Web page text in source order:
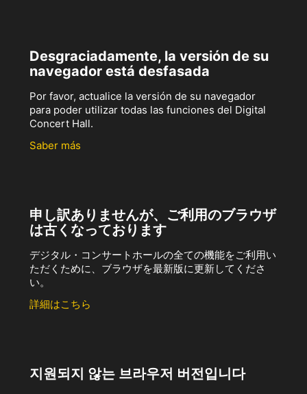
Desgraciadamente, la versión de su
navegador está desfasada
Por favor, actualice la versión de su navegador
para poder utilizar todas las funciones del Digital
Concert Hall.
Saber más
申し訳ありませんが、ご利用のブラウザ
は古くなっております
デジタル・コンサートホールの全ての機能をご利用い
ただくために、ブラウザを最新版に更新してくださ
い。
詳細はこちら
지원되지 않는 브라우저 버전입니다